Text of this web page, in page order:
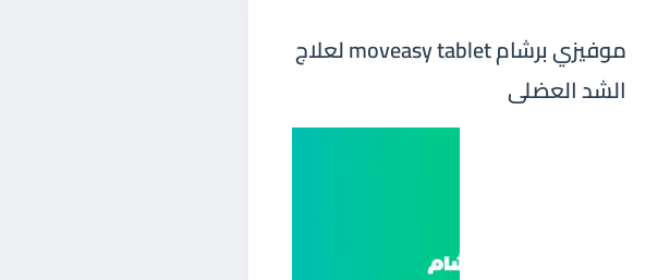
موفيزي برشام moveasy tablet لعلاج
الشد العضلى